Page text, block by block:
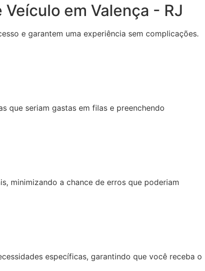
em Valença - RJ
e garantem uma experiência sem complicações.
que seriam gastas em filas e preenchendo
minimizando a chance de erros que poderiam
específicas, garantindo que você receba o